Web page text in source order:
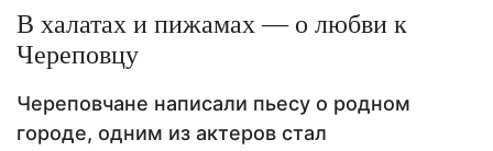
В халатах и пижамах — о любви к
Череповцу
Череповчане написали пьесу о родном
городе, одним из актеров стал